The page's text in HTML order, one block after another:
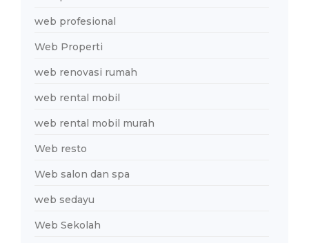
web profesional
Web Properti
web renovasi rumah
web rental mobil
web rental mobil murah
Web resto
Web salon dan spa
web sedayu
Web Sekolah